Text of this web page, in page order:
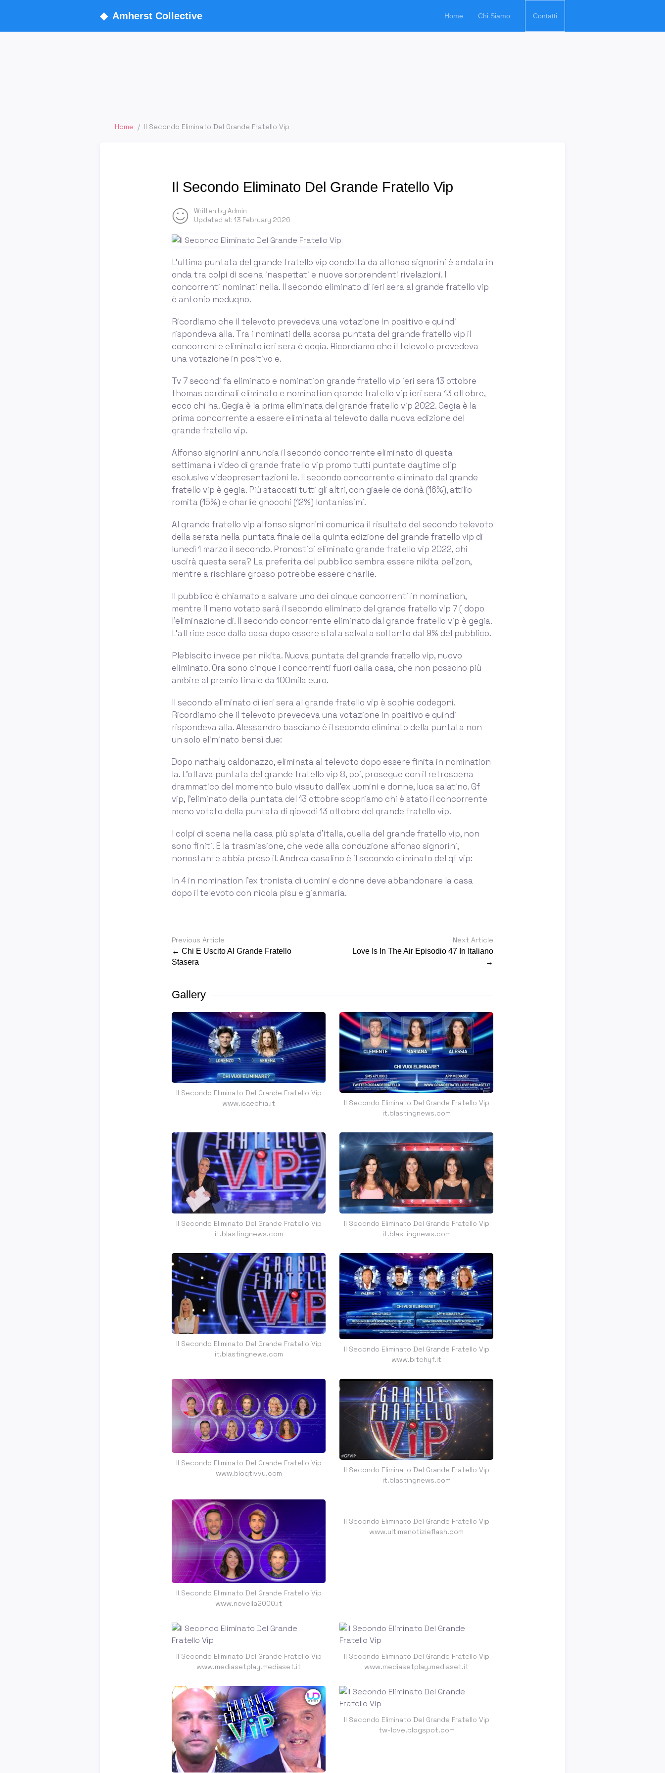
◆ Amherst Collective Home Chi Siamo Contatti
Home / Il Secondo Eliminato Del Grande Fratello Vip
Il Secondo Eliminato Del Grande Fratello Vip
Written by Admin
Updated at: 13 February 2026
L’ultima puntata del grande fratello vip condotta da alfonso signorini è andata in
onda tra colpi di scena inaspettati e nuove sorprendenti rivelazioni. I
concorrenti nominati nella. Il secondo eliminato di ieri sera al grande fratello vip
è antonio medugno.
Ricordiamo che il televoto prevedeva una votazione in positivo e quindi
rispondeva alla. Tra i nominati della scorsa puntata del grande fratello vip il
concorrente eliminato ieri sera è gegia. Ricordiamo che il televoto prevedeva
una votazione in positivo e.
Tv 7 secondi fa eliminato e nomination grande fratello vip ieri sera 13 ottobre
thomas cardinali eliminato e nomination grande fratello vip ieri sera 13 ottobre,
ecco chi ha. Gegia è la prima eliminata del grande fratello vip 2022. Gegia è la
prima concorrente a essere eliminata al televoto dalla nuova edizione del
grande fratello vip.
Alfonso signorini annuncia il secondo concorrente eliminato di questa
settimana i video di grande fratello vip promo tutti puntate daytime clip
esclusive videopresentazioni le. Il secondo concorrente eliminato dal grande
fratello vip è gegia. Più staccati tutti gli altri, con giaele de donà (16%), attilio
romita (15%) e charlie gnocchi (12%) lontanissimi.
Al grande fratello vip alfonso signorini comunica il risultato del secondo televoto
della serata nella puntata finale della quinta edizione del grande fratello vip di
lunedì 1 marzo il secondo. Pronostici eliminato grande fratello vip 2022, chi
uscirà questa sera? La preferita del pubblico sembra essere nikita pelizon,
mentre a rischiare grosso potrebbe essere charlie.
Il pubblico è chiamato a salvare uno dei cinque concorrenti in nomination,
mentre il meno votato sarà il secondo eliminato del grande fratello vip 7 ( dopo
l’eliminazione di. Il secondo concorrente eliminato dal grande fratello vip è gegia.
L’attrice esce dalla casa dopo essere stata salvata soltanto dal 9% del pubblico.
Plebiscito invece per nikita. Nuova puntata del grande fratello vip, nuovo
eliminato. Ora sono cinque i concorrenti fuori dalla casa, che non possono più
ambire al premio finale da 100mila euro.
Il secondo eliminato di ieri sera al grande fratello vip è sophie codegoni.
Ricordiamo che il televoto prevedeva una votazione in positivo e quindi
rispondeva alla. Alessandro basciano è il secondo eliminato della puntata non
un solo eliminato bensì due:
Dopo nathaly caldonazzo, eliminata al televoto dopo essere finita in nomination
la. L’ottava puntata del grande fratello vip 8, poi, prosegue con il retroscena
drammatico del momento buio vissuto dall’ex uomini e donne, luca salatino. Gf
vip, l'eliminato della puntata del 13 ottobre scopriamo chi è stato il concorrente
meno votato della puntata di giovedì 13 ottobre del grande fratello vip.
I colpi di scena nella casa più spiata d’italia, quella del grande fratello vip, non
sono finiti. E la trasmissione, che vede alla conduzione alfonso signorini,
nonostante abbia preso il. Andrea casalino è il secondo eliminato del gf vip:
In 4 in nomination l'ex tronista di uomini e donne deve abbandonare la casa
dopo il televoto con nicola pisu e gianmaria.
Previous Article
← Chi E Uscito Al Grande Fratello
Stasera
Next Article
Love Is In The Air Episodio 47 In Italiano
→
Gallery
Il Secondo Eliminato Del Grande Fratello Vip
www.isaechia.it
Il Secondo Eliminato Del Grande Fratello Vip
it.blastingnews.com
Il Secondo Eliminato Del Grande Fratello Vip
it.blastingnews.com
Il Secondo Eliminato Del Grande Fratello Vip
it.blastingnews.com
Il Secondo Eliminato Del Grande Fratello Vip
it.blastingnews.com
Il Secondo Eliminato Del Grande Fratello Vip
www.bitchyf.it
Il Secondo Eliminato Del Grande Fratello Vip
www.blogtivvu.com
Il Secondo Eliminato Del Grande Fratello Vip
it.blastingnews.com
Il Secondo Eliminato Del Grande Fratello Vip
www.novella2000.it
Il Secondo Eliminato Del Grande Fratello Vip
www.ultimenotizieflash.com
Il Secondo Eliminato Del Grande Fratello Vip
www.mediasetplay.mediaset.it
Il Secondo Eliminato Del Grande Fratello Vip
www.mediasetplay.mediaset.it
Il Secondo Eliminato Del Grande Fratello Vip
tw-love.blogspot.com